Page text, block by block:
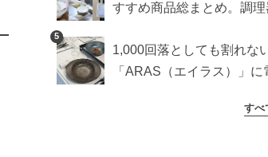
すすめ商品総まとめ。調理
5
1,000回落としても割れな
「ARAS（エイラス）」に
すべ